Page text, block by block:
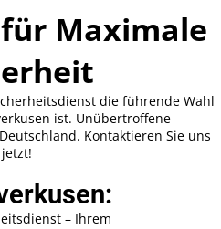
Maximale
die führende Wahl
ist. Unübertroffene
Kontaktieren Sie uns
jetzt!
– Ihrem